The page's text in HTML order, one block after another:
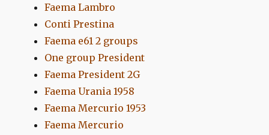
Faema Lambro
Conti Prestina
Faema e61 2 groups
One group President
Faema President 2G
Faema Urania 1958
Faema Mercurio 1953
Faema Mercurio